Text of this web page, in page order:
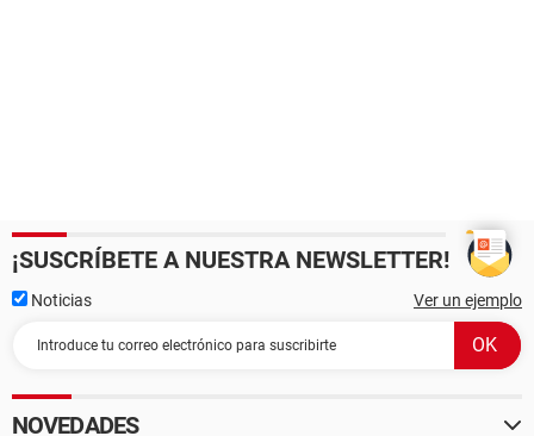
¡SUSCRÍBETE A NUESTRA NEWSLETTER!
Noticias Ver un ejemplo
NOVEDADES